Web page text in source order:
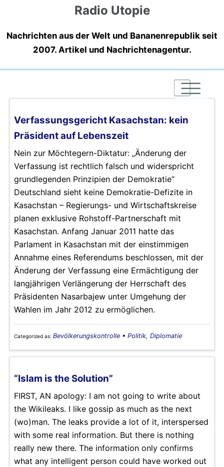
Radio Utopie
Nachrichten aus der Welt und Bananenrepublik seit
2007. Artikel und Nachrichtenagentur.
|
|
|
Verfassungsgericht Kasachstan: kein
Präsident auf Lebenszeit
Nein zur Möchtegern-Diktatur: „Änderung der
Verfassung ist rechtlich falsch und widerspricht
grundlegenden Prinzipien der Demokratie“
Deutschland sieht keine Demokratie-Defizite in
Kasachstan – Regierungs- und Wirtschaftskreise
planen exklusive Rohstoff-Partnerschaft mit
Kasachstan. Anfang Januar 2011 hatte das
Parlament in Kasachstan mit der einstimmigen
Annahme eines Referendums beschlossen, mit der
Änderung der Verfassung eine Ermächtigung der
langjährigen Verlängerung der Herrschaft des
Präsidenten Nasarbajew unter Umgehung der
Wahlen im Jahr 2012 zu ermöglichen.
Categorized as: Bevölkerungskontrolle • Politik, Diplomatie
“Islam is the Solution”
FIRST, AN apology: I am not going to write about
the Wikileaks. I like gossip as much as the next
(wo)man. The leaks provide a lot of it, interspersed
with some real information. But there is nothing
really new there. The information only confirms
what any intelligent person could have worked out